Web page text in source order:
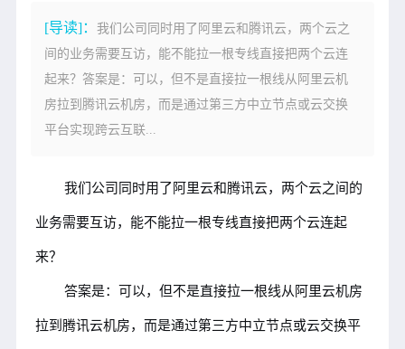
[导读]：我们公司同时用了阿里云和腾讯云，两个云之
间的业务需要互访，能不能拉一根专线直接把两个云连
起来？答案是：可以，但不是直接拉一根线从阿里云机
房拉到腾讯云机房，而是通过第三方中立节点或云交换
平台实现跨云互联...
我们公司同时用了阿里云和腾讯云，两个云之间的
业务需要互访，能不能拉一根专线直接把两个云连起
来？
答案是：可以，但不是直接拉一根线从阿里云机房
拉到腾讯云机房，而是通过第三方中立节点或云交换平